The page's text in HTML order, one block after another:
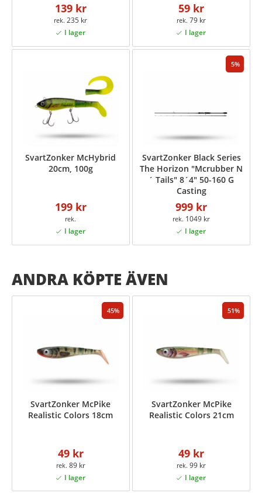
139 kr
235 kr
59 kr
79 kr
SvartZonker McHybrid
20cm, 100g
199 kr
5
SvartZonker Black Series
The Horizon "Mcrubber N
´ Tails" 8´4" 50-160 G
Casting
999 kr
1049 kr
ANDRA KÖPTE ÄVEN
45
SvartZonker McPike
Realistic Colors 18cm
49 kr
89 kr
51
SvartZonker McPike
Realistic Colors 21cm
49 kr
99 kr